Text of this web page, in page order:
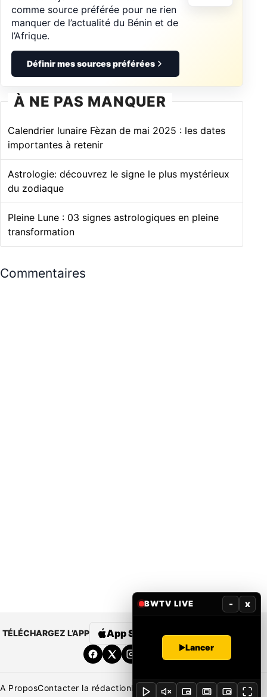
comme source préférée pour ne rien
manquer de l’actualité du Bénin et de
l’Afrique.
Définir mes sources préférées
À NE PAS MANQUER
Calendrier lunaire Fèzan de mai 2025 : les dates
importantes à retenir
Astrologie: découvrez le signe le plus mystérieux
du zodiaque
Pleine Lune : 03 signes astrologiques en pleine
transformation
Commentaires
TÉLÉCHARGEZ L’APP App Store Google Play
A ProposContacter la rédactionRédaction Mentions légales
BWTV LIVE - x
Lancer